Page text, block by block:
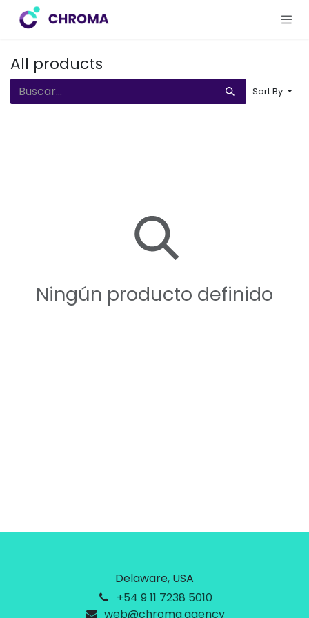
Ir al contenido
All products
Sort By
Ningún producto definido
Delaware, USA
+54 9 11 7238 5010
web@chroma.agency